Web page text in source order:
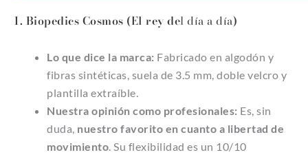
1. Biopedics Cosmos (El rey del día a día)
Lo que dice la marca: Fabricado en algodón y
fibras sintéticas, suela de 3.5 mm, doble velcro y
plantilla extraíble.
Nuestra opinión como profesionales: Es, sin
duda, nuestro favorito en cuanto a libertad de
movimiento. Su flexibilidad es un 10/10